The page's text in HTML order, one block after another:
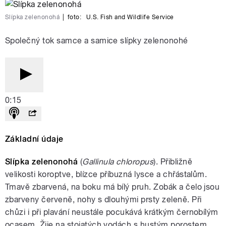
Slípka zelenonohá foto: U.S. Fish and Wildlife Service
Společný tok samce a samice slípky zelenonohé
0:15
Základní údaje
Slípka zelenonohá (Gallinula chloropus). Přibližně
velikosti koroptve, blízce příbuzná lysce a chřástalům.
Tmavě zbarvená, na boku má bílý pruh. Zobák a čelo jsou
zbarveny červeně, nohy s dlouhými prsty zeleně. Při
chůzi i při plavání neustále pocukává krátkým černobílým